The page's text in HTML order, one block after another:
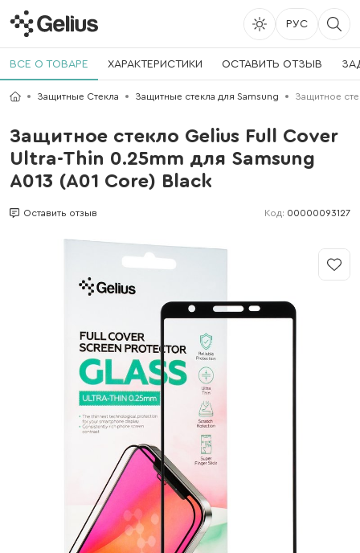
РУС
ВСЕ О ТОВАРЕ ХАРАКТЕРИСТИКИ ОСТАВИТЬ ОТЗЫВ
Защитные Стекла Защитные стекла для Samsung Защитное
Защитное стекло Gelius Full Cover
Ultra-Thin 0.25mm для Samsung
A013 (A01 Core) Black
Оставить отзыв Код: 00000093127